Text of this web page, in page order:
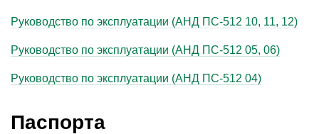
Руководство по эксплуатации (АНД ПС-512 10, 11, 12)
Руководство по эксплуатации (АНД ПС-512 05, 06)
Руководство по эксплуатации (АНД ПС-512 04)
Паспорта